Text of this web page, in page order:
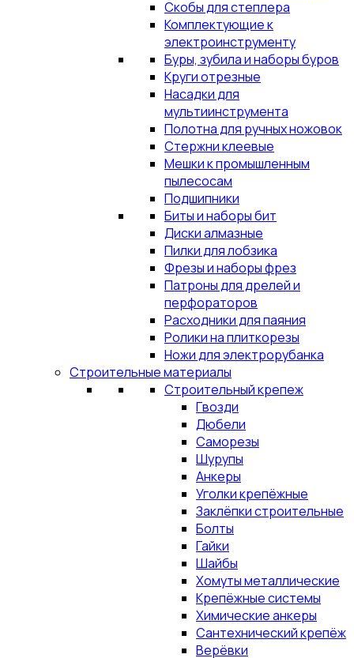
Скобы для степлера
Комплектующие к
электроинструменту
Буры, зубила и наборы буров
Круги отрезные
Насадки для
мультиинструмента
Полотна для ручных ножовок
Стержни клеевые
Мешки к промышленным
пылесосам
Подшипники
Биты и наборы бит
Диски алмазные
Пилки для лобзика
Фрезы и наборы фрез
Патроны для дрелей и
перфораторов
Расходники для паяния
Ролики на плиткорезы
Ножи для электрорубанка
Строительные материалы
Строительный крепеж
Гвозди
Дюбели
Саморезы
Шурупы
Анкеры
Уголки крепёжные
Заклёпки строительные
Болты
Гайки
Шайбы
Хомуты металлические
Крепёжные системы
Химические анкеры
Сантехнический крепёж
Верёвки